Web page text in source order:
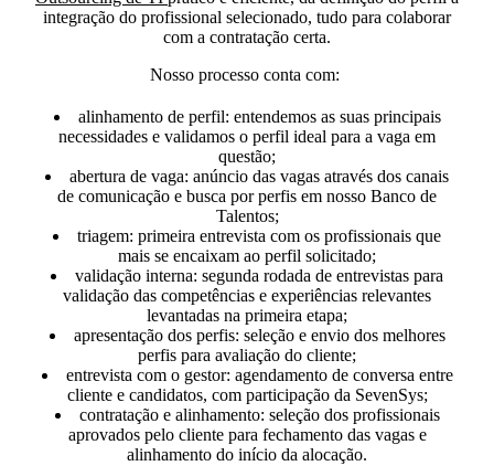
integração do profissional selecionado, tudo para colaborar
com a contratação certa.
Nosso processo conta com:
alinhamento de perfil: entendemos as suas principais
necessidades e validamos o perfil ideal para a vaga em
questão;
abertura de vaga: anúncio das vagas através dos canais
de comunicação e busca por perfis em nosso Banco de
Talentos;
triagem: primeira entrevista com os profissionais que
mais se encaixam ao perfil solicitado;
validação interna: segunda rodada de entrevistas para
validação das competências e experiências relevantes
levantadas na primeira etapa;
apresentação dos perfis: seleção e envio dos melhores
perfis para avaliação do cliente;
entrevista com o gestor: agendamento de conversa entre
cliente e candidatos, com participação da SevenSys;
contratação e alinhamento: seleção dos profissionais
aprovados pelo cliente para fechamento das vagas e
alinhamento do início da alocação.